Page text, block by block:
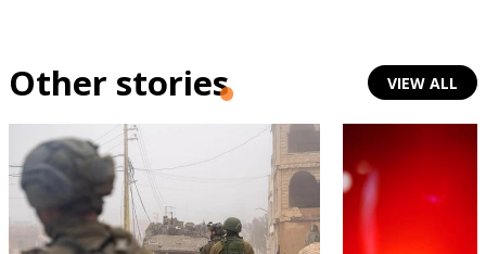
Other stories VIEW ALL